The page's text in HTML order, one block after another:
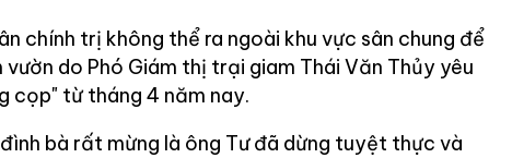
chính trị không thể ra ngoài khu vực sân chung để
do Phó Giám thị trại giam Thái Văn Thủy yêu
cọp" từ tháng 4 năm nay.
bà rất mừng là ông Tư đã dừng tuyệt thực và